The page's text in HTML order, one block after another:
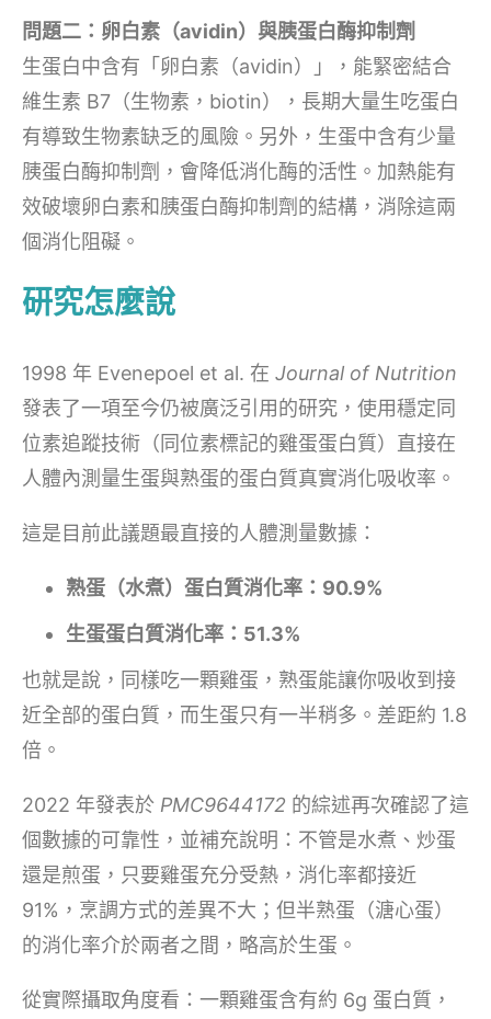
問題二：卵白素（avidin）與胰蛋白酶抑制劑
生蛋白中含有「卵白素（avidin）」，能緊密結合
維生素 B7（生物素，biotin），長期大量生吃蛋白
有導致生物素缺乏的風險。另外，生蛋中含有少量
胰蛋白酶抑制劑，會降低消化酶的活性。加熱能有
效破壞卵白素和胰蛋白酶抑制劑的結構，消除這兩
個消化阻礙。
研究怎麼說
1998 年 Evenepoel et al. 在 Journal of Nutrition
發表了一項至今仍被廣泛引用的研究，使用穩定同
位素追蹤技術（同位素標記的雞蛋蛋白質）直接在
人體內測量生蛋與熟蛋的蛋白質真實消化吸收率。
這是目前此議題最直接的人體測量數據：
熟蛋（水煮）蛋白質消化率：90.9%
生蛋蛋白質消化率：51.3%
也就是說，同樣吃一顆雞蛋，熟蛋能讓你吸收到接
近全部的蛋白質，而生蛋只有一半稍多。差距約 1.8
倍。
2022 年發表於 PMC9644172 的綜述再次確認了這
個數據的可靠性，並補充說明：不管是水煮、炒蛋
還是煎蛋，只要雞蛋充分受熱，消化率都接近
91%，烹調方式的差異不大；但半熟蛋（溏心蛋）
的消化率介於兩者之間，略高於生蛋。
從實際攝取角度看：一顆雞蛋含有約 6g 蛋白質，